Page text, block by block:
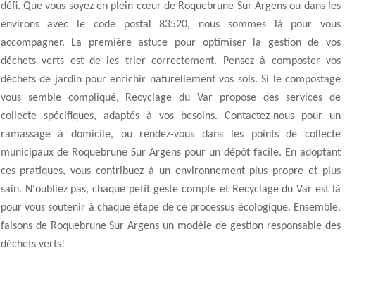
défi. Que vous soyez en plein cœur de Roquebrune Sur Argens ou dans les
environs avec le code postal 83520, nous sommes là pour vous
accompagner. La première astuce pour optimiser la gestion de vos
déchets verts est de les trier correctement. Pensez à composter vos
déchets de jardin pour enrichir naturellement vos sols. Si le compostage
vous semble compliqué, Recyclage du Var propose des services de
collecte spécifiques, adaptés à vos besoins. Contactez-nous pour un
ramassage à domicile, ou rendez-vous dans les points de collecte
municipaux de Roquebrune Sur Argens pour un dépôt facile. En adoptant
ces pratiques, vous contribuez à un environnement plus propre et plus
sain. N'oubliez pas, chaque petit geste compte et Recyclage du Var est là
pour vous soutenir à chaque étape de ce processus écologique. Ensemble,
faisons de Roquebrune Sur Argens un modèle de gestion responsable des
déchets verts!